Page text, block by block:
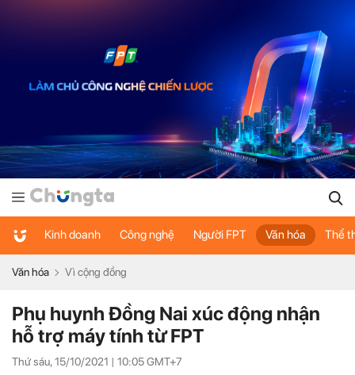
Kinh doanh Công nghệ Người FPT Văn hóa Thể
Văn hóa Vì cộng đồng
Phụ huynh Đồng Nai xúc động nhận
hỗ trợ máy tính từ FPT
Thứ sáu, 15/10/2021 | 10:05GMT+7